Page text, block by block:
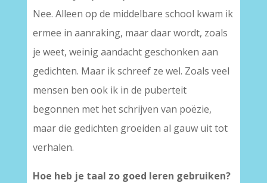
Nee. Alleen op de middelbare school kwam ik
ermee in aanraking, maar daar wordt, zoals
je weet, weinig aandacht geschonken aan
gedichten. Maar ik schreef ze wel. Zoals veel
mensen ben ook ik in de puberteit
begonnen met het schrijven van poëzie,
maar die gedichten groeiden al gauw uit tot
verhalen.
Hoe heb je taal zo goed leren gebruiken?